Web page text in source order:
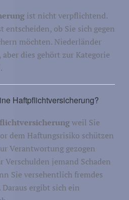
ist nicht verpflichtend.
entscheiden, ob Sie sich gegen
möchten. Niederländer
dies gehört zur Kategorie
Haftpflichtversicherung?
weil Sie
dem Haftungsrisiko schützen
Verantwortung gezogen
Verschulden jemand Schaden
Sie versehentlich fremdes
ergibt sich ein